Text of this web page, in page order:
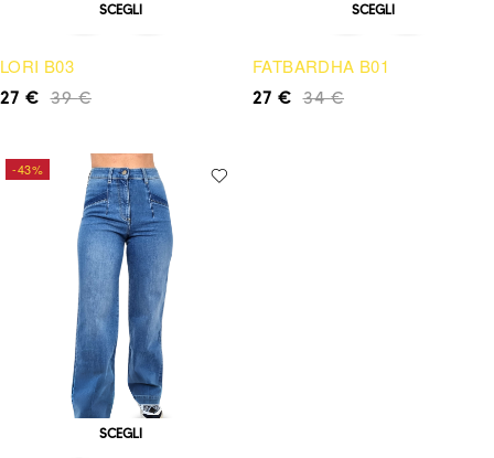
SCEGLI
LORI B03
39€
27€
SCEGLI
FATBARDHA B01
34€
27€
-43%
SCEGLI